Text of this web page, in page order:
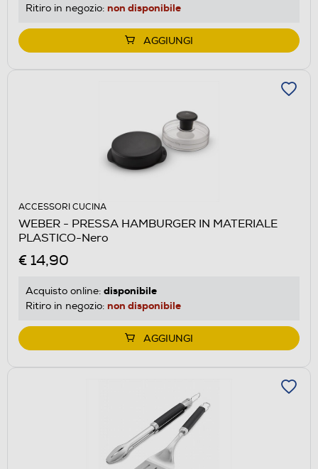
Ritiro in negozio: non disponibile
AGGIUNGI
ACCESSORI CUCINA
WEBER - PRESSA HAMBURGER IN MATERIALE
PLASTICO-Nero
€ 14,90
Acquisto online: disponibile
Ritiro in negozio: non disponibile
AGGIUNGI